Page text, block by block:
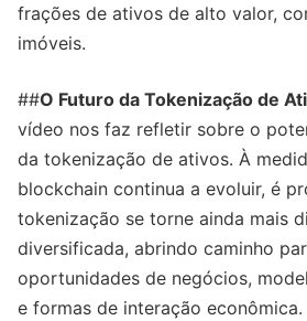
frações de ativos de alto valor,
imóveis.
##O Futuro da Tokenização de
vídeo nos faz refletir sobre o
da tokenização de ativos. À
blockchain continua a evoluir, é
tokenização se torne ainda mais
diversificada, abrindo caminho
oportunidades de negócios,
e formas de interação econômica.